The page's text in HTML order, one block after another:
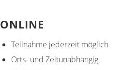
ONLINE
Teilnahme jederzeit möglich
Orts- und Zeitunabhängig